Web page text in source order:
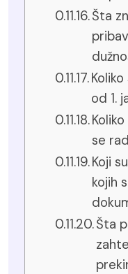
Šta
od 1.
se
Koji
kojih
Šta